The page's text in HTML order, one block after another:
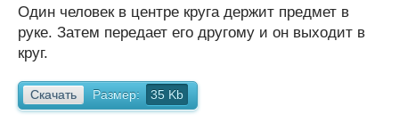
Один человек в центре круга держит предмет в
руке. Затем передает его другому и он выходит в
круг.
Скачать Размер: 35 Kb